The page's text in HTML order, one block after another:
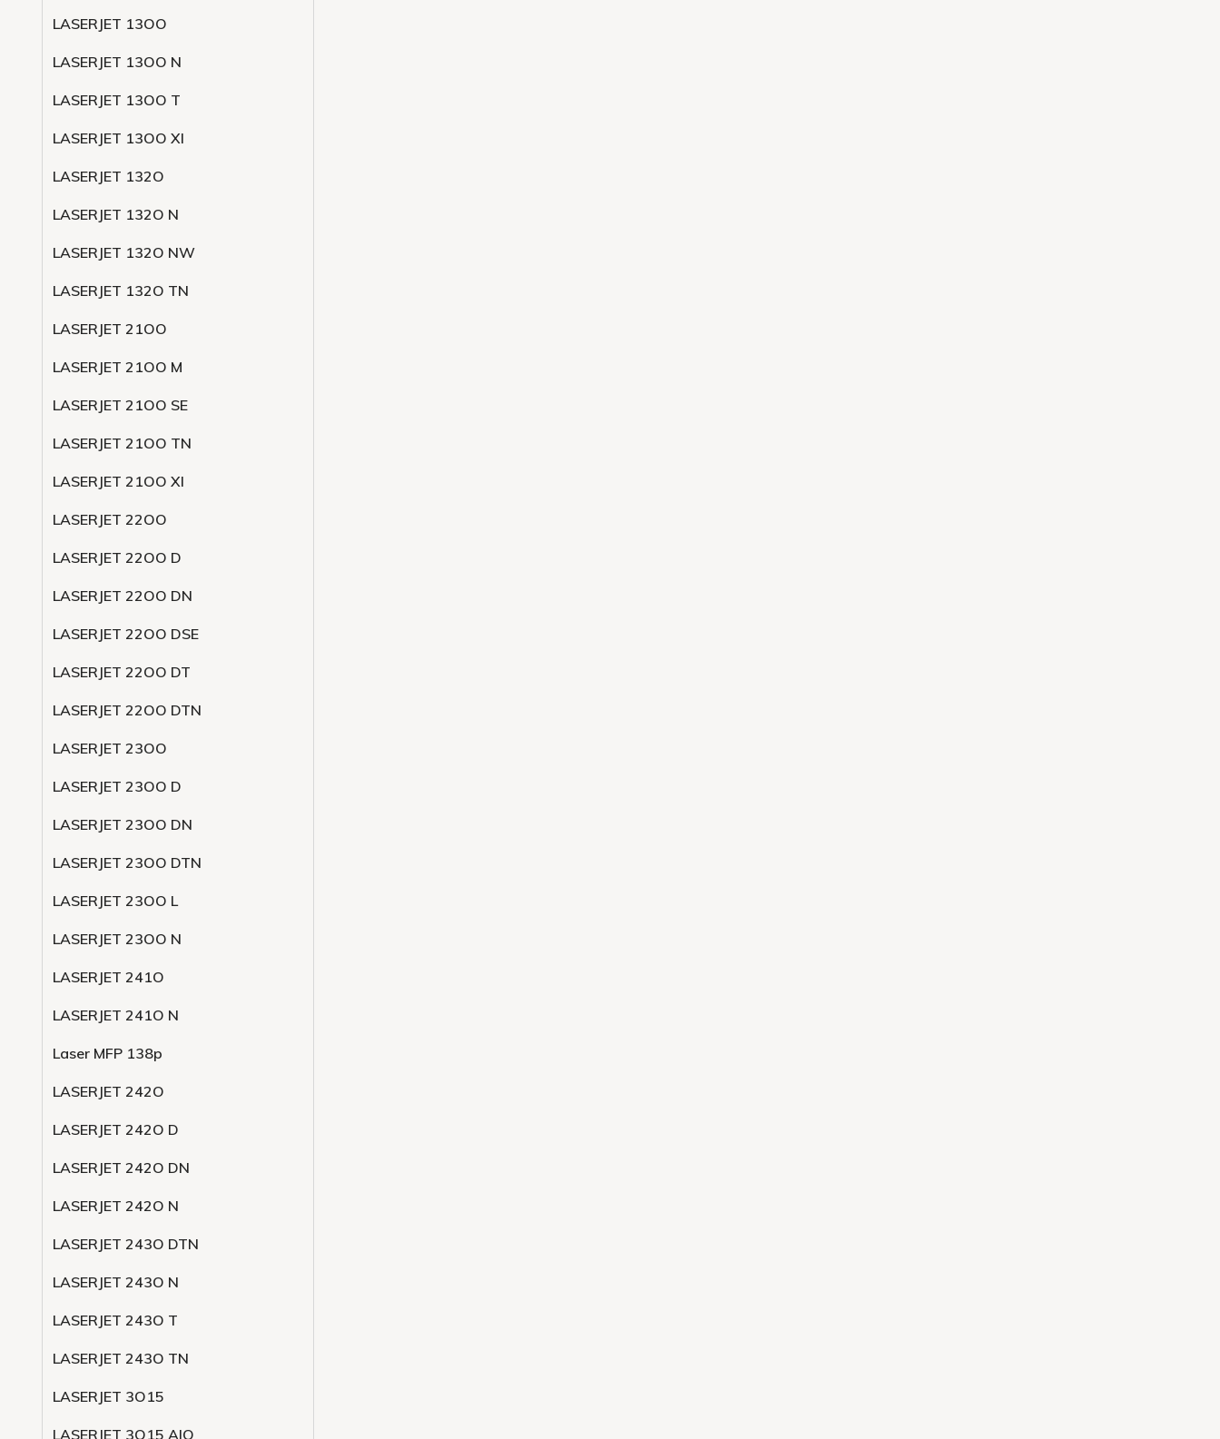
LASERJET 13OO
LASERJET 13OO N
LASERJET 13OO T
LASERJET 13OO XI
LASERJET 132O
LASERJET 132O N
LASERJET 132O NW
LASERJET 132O TN
LASERJET 21OO
LASERJET 21OO M
LASERJET 21OO SE
LASERJET 21OO TN
LASERJET 21OO XI
LASERJET 22OO
LASERJET 22OO D
LASERJET 22OO DN
LASERJET 22OO DSE
LASERJET 22OO DT
LASERJET 22OO DTN
LASERJET 23OO
LASERJET 23OO D
LASERJET 23OO DN
LASERJET 23OO DTN
LASERJET 23OO L
LASERJET 23OO N
LASERJET 241O
LASERJET 241O N
Laser MFP 138p
LASERJET 242O
LASERJET 242O D
LASERJET 242O DN
LASERJET 242O N
LASERJET 243O DTN
LASERJET 243O N
LASERJET 243O T
LASERJET 243O TN
LASERJET 3O15
LASERJET 3O15 AIO